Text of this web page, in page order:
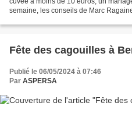
semaine, les conseils de Marc
Fête des cagouilles à
Publié le 06/05/2024 à 07:46
Par ASPERSA